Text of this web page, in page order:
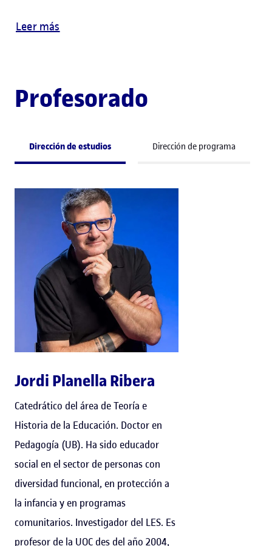
Leer más
Profesorado
Dirección de estudios Dirección de programa
Jordi Planella Ribera
Catedrático del área de Teoría e
Historia de la Educación. Doctor en
Pedagogía (UB). Ha sido educador
social en el sector de personas con
diversidad funcional, en protección a
la infancia y en programas
comunitarios. Investigador del LES. Es
profesor de la UOC des del año 2004,